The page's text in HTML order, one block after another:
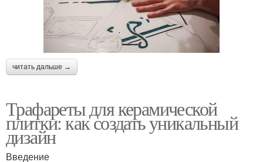
читать дальше →
Трафареты для керамической
плитки: как создать уникальный
дизайн
Введение